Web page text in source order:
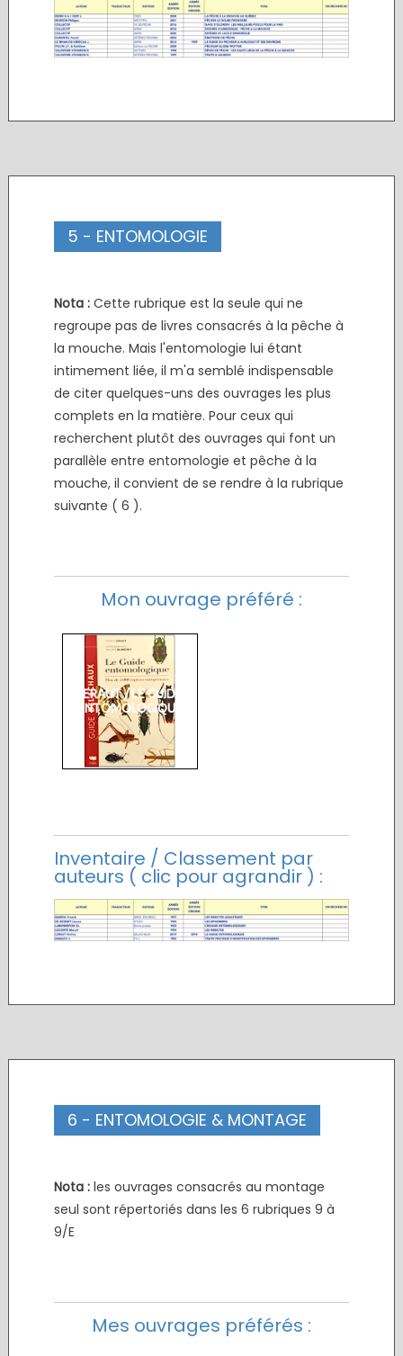
5 - ENTOMOLOGIE
Nota :Cette rubrique est la seule qui ne
regroupe pas de livres consacrés à la pêche à
la mouche. Mais l'entomologie lui étant
intimement liée, il m'a semblé indispensable
de citer quelques-uns des ouvrages les plus
complets en la matière. Pour ceux qui
recherchent plutôt des ouvrages qui font un
parallèle entre entomologie et pêche à la
mouche, il convient de se rendre à la rubrique
suivante ( 6 ).
Mon ouvrage préféré :
LERAUT / LE GUIDE
ENTOMOLOGIQUE
Inventaire / Classement par
auteurs ( clic pour agrandir ) :
6 - ENTOMOLOGIE & MONTAGE
Nota :les ouvrages consacrés au montage
seul sont répertoriés dans les 6 rubriques 9 à
9/E
Mes ouvrages préférés :